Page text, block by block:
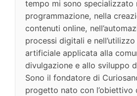
tempo mi sono specializzato
programmazione, nella
contenuti online,
processi digitali e nell’utilizzo
artificiale applicata alla
divulgazione e allo sviluppo
Sono il fondatore di
progetto nato con l’obiettivo